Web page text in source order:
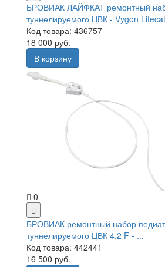
БРОВИАК ЛАЙФКАТ ремонтный
туннелируемого ЦВК - Vygon
Код товара: 436757
18 000 руб.
В корзину
0
БРОВИАК ремонтный набор
туннелируемого ЦВК 4.2 F - ...
Код товара: 442441
16 500 руб.